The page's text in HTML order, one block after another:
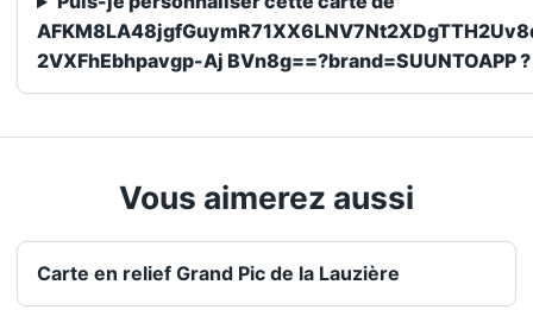
2VXFhEbhpavgp-Aj BVn8g==?brand=SUUNTOAPP ?
Vous aimerez aussi
Carte en relief Grand Pic de la Lauzière